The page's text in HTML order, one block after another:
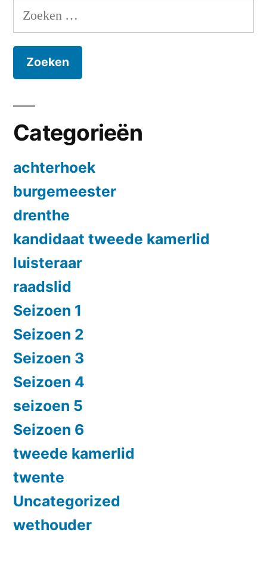
Zoeken
naar:
Categorieën
achterhoek
burgemeester
drenthe
kandidaat tweede kamerlid
luisteraar
raadslid
Seizoen 1
Seizoen 2
Seizoen 3
Seizoen 4
seizoen 5
Seizoen 6
tweede kamerlid
twente
Uncategorized
wethouder